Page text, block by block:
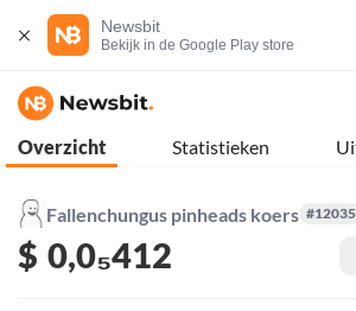
Newsbit
Bekijk in de Google Play store
Overzicht Statistieken
Fallenchungus pinheads koers #12035
$ 0,0₅412